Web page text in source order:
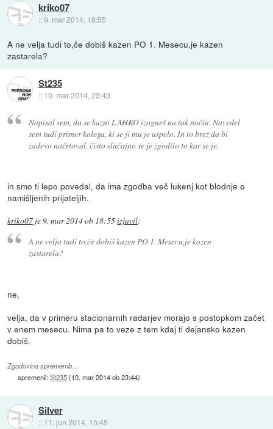
kriko07
::9. mar 2014, 18:55
A ne velja tudi to,če dobiš kazen PO 1. Mesecu,je kazen
zastarela?
St235
:: 10. mar 2014, 23:43
Napisal sem, da se kazni LAHKO izogneš na tak način. Navedel
sem tudi primer kolega, ki se ji mu je uspelo. In to brez da bi
zadevo načrtoval, čisto slučajno se je zgodilo to kar se je.
in smo ti lepo povedal, da ima zgodba več lukenj kot blodnje o
namišljenih prijateljih.
kriko07 je9. mar 2014 ob 18:55izjavil:
A ne velja tudi to,če dobiš kazen PO 1. Mesecu,je kazen
zastarela?
ne,
velja, da v primeru stacionarnih radarjev morajo s postopkom začet
v enem mesecu. Nima pa to veze z tem kdaj ti dejansko kazen
dobiš.
Zgodovina sprememb…
spremenil:St235(10. mar 2014 ob 23:44)
Silver
:: 11. jun 2014, 15:45